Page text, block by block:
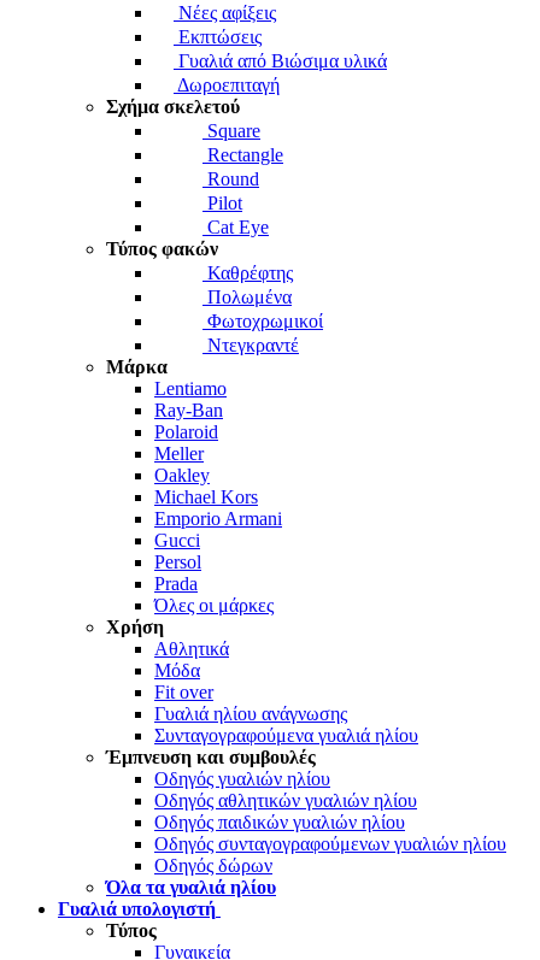
Νέες αφίξεις
Εκπτώσεις
Γυαλιά από Βιώσιμα υλικά
Δωροεπιταγή
Σχήμα σκελετού
Square
Rectangle
Round
Pilot
Cat Eye
Τύπος φακών
Καθρέφτης
Πολωμένα
Φωτοχρωμικοί
Ντεγκραντέ
Μάρκα
Lentiamo
Ray-Ban
Polaroid
Meller
Oakley
Michael Kors
Emporio Armani
Gucci
Persol
Prada
Όλες οι μάρκες
Χρήση
Αθλητικά
Μόδα
Fit over
Γυαλιά ηλίου ανάγνωσης
Συνταγογραφούμενα γυαλιά ηλίου
Έμπνευση και συμβουλές
Οδηγός γυαλιών ηλίου
Οδηγός αθλητικών γυαλιών ηλίου
Οδηγός παιδικών γυαλιών ηλίου
Οδηγός συνταγογραφούμενων γυαλιών ηλίου
Οδηγός δώρων
Όλα τα γυαλιά ηλίου
Γυαλιά υπολογιστή
Τύπος
Γυναικεία